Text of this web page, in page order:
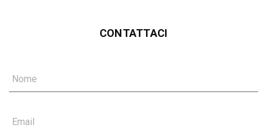
CONTATTACI
Nome
Email